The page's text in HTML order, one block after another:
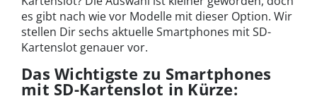
es gibt nach wie vor Modelle mit dieser Option. Wir
stellen Dir sechs aktuelle Smartphones mit SD-
Kartenslot genauer vor.
Das Wichtigste zu Smartphones
mit SD-Kartenslot in Kürze: